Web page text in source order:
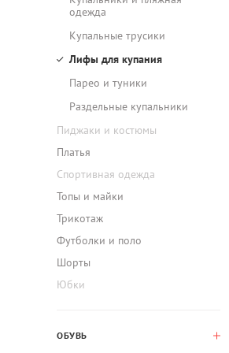
одежда
Купальные трусики
Лифы для купания
Парео и туники
Раздельные купальники
Пиджаки и костюмы
Платья
Спортивная одежда
Топы и майки
Трикотаж
Футболки и поло
Шорты
Юбки
ОБУВЬ